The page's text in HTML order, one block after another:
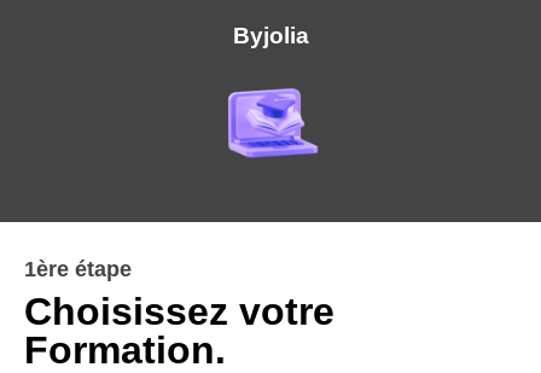
Byjolia
1ère étape
Choisissez votre
Formation.